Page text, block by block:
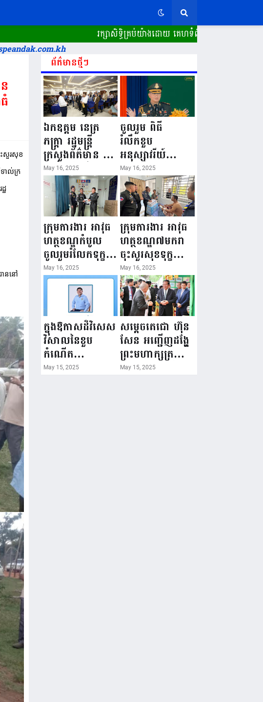
រក្សាសិទ្ធិគ្រប់យ៉ាងដោយ គេហទំព័រ ស្ពានដែក​
ះសួរសុខ
ាល់ក្រ
ឋ
ននៅ
ព័ត៌មានថ្មីៗ
ឯកឧត្តម នេត្រ
ភក្ត្រា រដ្ឋមន្ត្រី
ក្រសួងព័ត៌មាន នៅ
រសៀលថ្ងៃទី១៦ ខែ
ឧសភា
ឆ្នាំ២០២៥នេះ
បានអញ្ជើញចុះធ្វើ
ជំរឿនថ្នាក់ដឹកនាំ
មន្ត្រីរាជការស៉ីវិល
នៃក្រសួងព័ត៌មាន...
May 16, 2025
ចូលរួម ពិធី
រំលឹកខួប
អនុស្សាវរីយ៍
លើកទី៨០ ថ្ងៃ
កំណើតនគរបាល
ជាតិកម្ពុជា “១៦
ឧសភា ១៩៤៥ ~
១៦ ឧសភា
២០២៥”...
May 16, 2025
ក្រុមការងារ អាវុធ
ហត្ថខណ្ឌកំបូល
ចូលរួមរំលែកទុក្ខ
ដល់គ្រួសារ
សមាជិក ដែល
ឪពុកក្មេករបស់
លោកទទួលមរណៈ
ភាព!
May 16, 2025
ក្រុមការងារ អាវុធ
ហត្ថខណ្ឌ៧មករា
ចុះសួរសុខទុក្ខ
សមាជិក ដែលជួប
គ្រោះថ្នាក់
ចរាចរណ៍ កំពុង
សម្រាកព្យាបាល
នៅមន្ទីរពេទ្យ!
May 16, 2025
ក្នុងឱកាសដ៏វិសេស
វិសាលនៃខួប
កំណើត
គម្រប់ខួប៤៤
May 15, 2025
សម្តេចតេជោ ហ៊ុន
សែន អញ្ជើញដង្ហែ
ព្រះមហាក្សត្រ
យាងទតការតាំង
May 15, 2025